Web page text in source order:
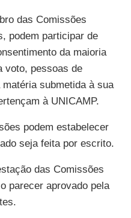
das Comissões
podem participar de
da maioria
voto, pessoas de
submetida à sua
à UNICAMP.
podem estabelecer
seja feita por escrito.
das Comissões
parecer aprovado pela